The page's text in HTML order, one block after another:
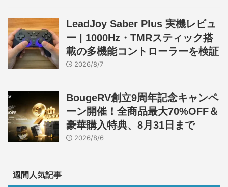
LeadJoy Saber Plus 実機レビュ
ー | 1000Hz・TMRスティック搭
載の多機能コントローラーを検証
2026/8/7
BougeRV創立9周年記念キャンペ
ーン開催！全商品最大70%OFF＆
豪華購入特典、8月31日まで
2026/8/6
週間人気記事